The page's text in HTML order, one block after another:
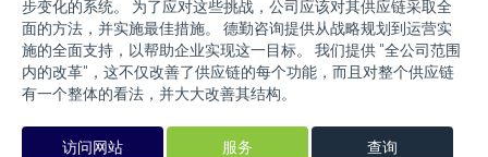
步变化的系统。 为了应对这些挑战，公司应该对其供应链采取全
面的方法，并实施最佳措施。 德勤咨询提供从战略规划到运营实
施的全面支持，以帮助企业实现这一目标。 我们提供 "全公司范围
内的改革"，这不仅改善了供应链的每个功能，而且对整个供应链
有一个整体的看法，并大大改善其结构。
访问网站 服务 查询